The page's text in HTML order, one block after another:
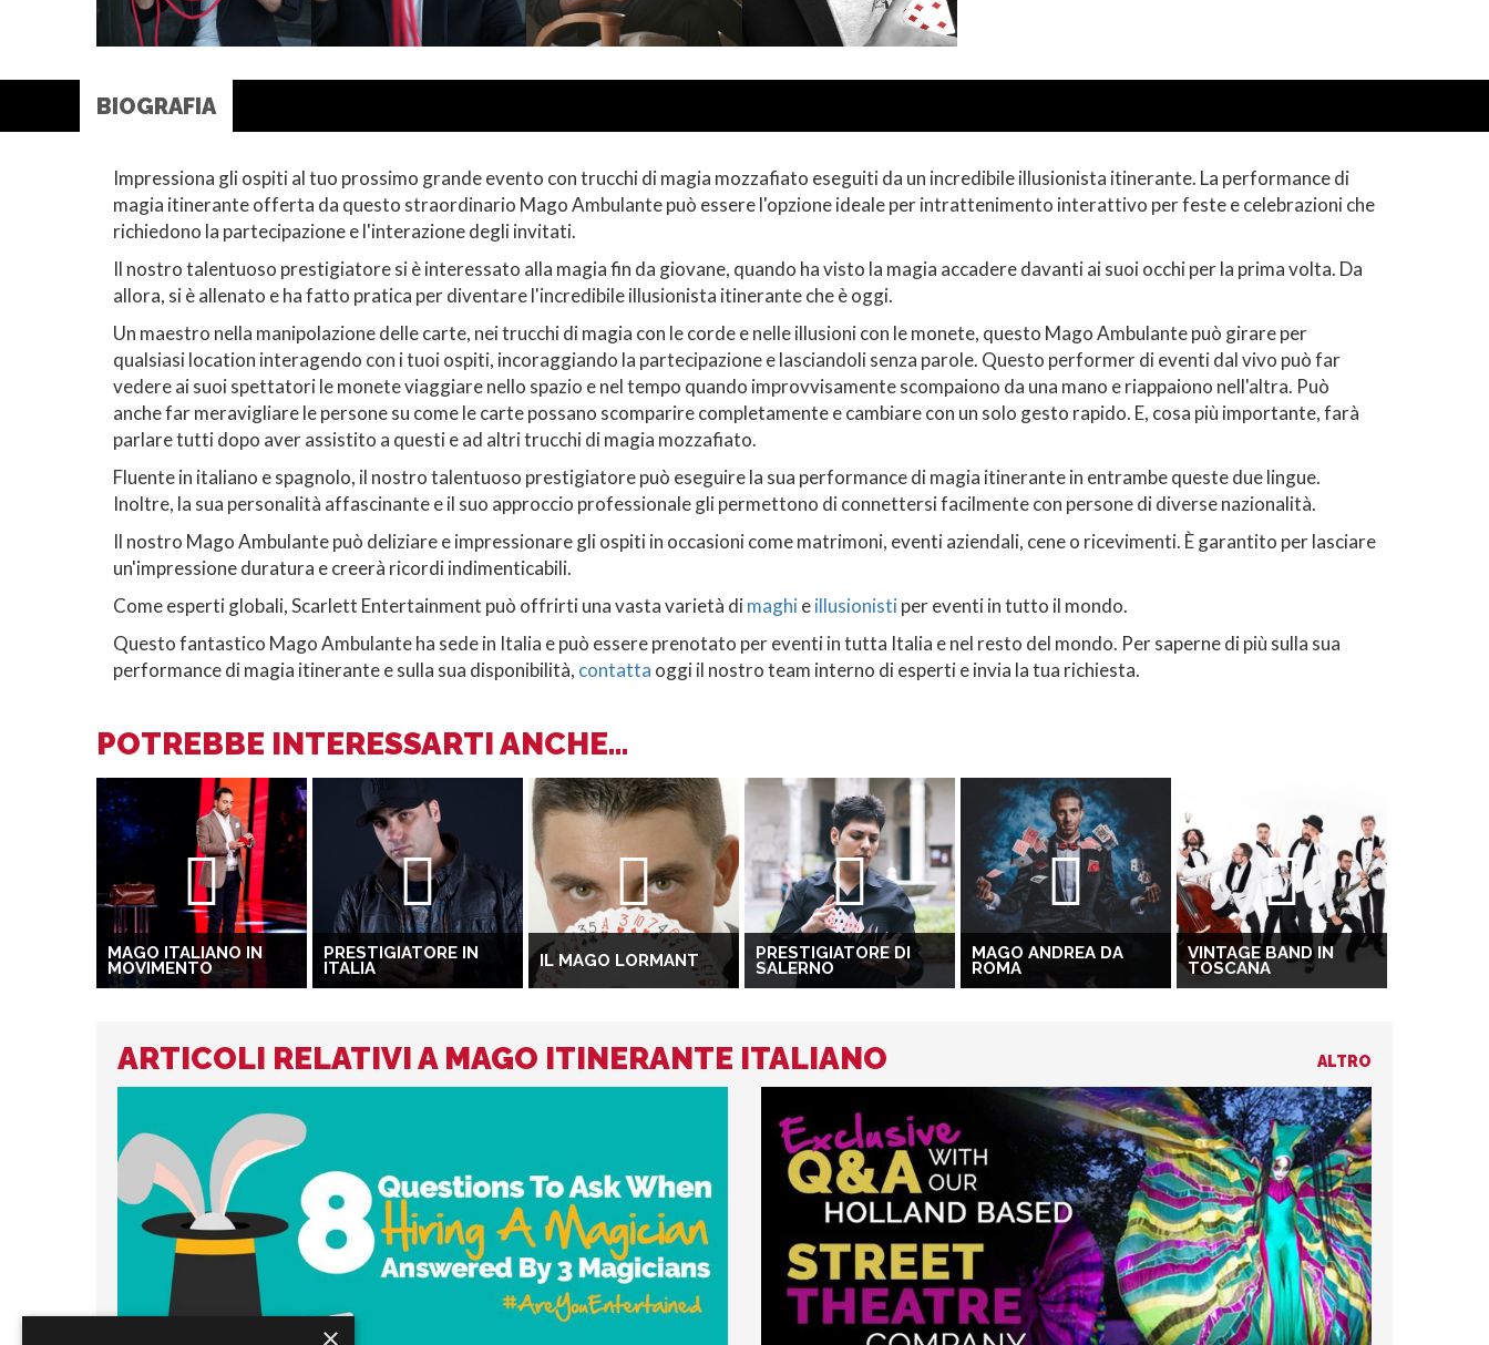
BIOGRAFIA
Impressiona gli ospiti al tuo prossimo grande evento con trucchi di magia mozzafiato eseguiti da un incredibile illusionista itinerante. La performance di
magia itinerante offerta da questo straordinario Mago Ambulante può essere l'opzione ideale per intrattenimento interattivo per feste e celebrazioni che
richiedono la partecipazione e l'interazione degli invitati.
Il nostro talentuoso prestigiatore si è interessato alla magia fin da giovane, quando ha visto la magia accadere davanti ai suoi occhi per la prima volta. Da
allora, si è allenato e ha fatto pratica per diventare l'incredibile illusionista itinerante che è oggi.
Un maestro nella manipolazione delle carte, nei trucchi di magia con le corde e nelle illusioni con le monete, questo Mago Ambulante può girare per
qualsiasi location interagendo con i tuoi ospiti, incoraggiando la partecipazione e lasciandoli senza parole. Questo performer di eventi dal vivo può far
vedere ai suoi spettatori le monete viaggiare nello spazio e nel tempo quando improvvisamente scompaiono da una mano e riappaiono nell'altra. Può
anche far meravigliare le persone su come le carte possano scomparire completamente e cambiare con un solo gesto rapido. E, cosa più importante, farà
parlare tutti dopo aver assistito a questi e ad altri trucchi di magia mozzafiato.
Fluente in italiano e spagnolo, il nostro talentuoso prestigiatore può eseguire la sua performance di magia itinerante in entrambe queste due lingue.
Inoltre, la sua personalità affascinante e il suo approccio professionale gli permettono di connettersi facilmente con persone di diverse nazionalità.
Il nostro Mago Ambulante può deliziare e impressionare gli ospiti in occasioni come matrimoni, eventi aziendali, cene o ricevimenti. È garantito per lasciare
un'impressione duratura e creerà ricordi indimenticabili.
Come esperti globali, Scarlett Entertainment può offrirti una vasta varietà dimaghieillusionistiper eventi in tutto il mondo.
Questo fantastico Mago Ambulante ha sede in Italia e può essere prenotato per eventi in tutta Italia e nel resto del mondo. Per saperne di più sulla sua
performance di magia itinerante e sulla sua disponibilità, contatta oggi il nostro team interno di esperti e invia la tua richiesta.
POTREBBE INTERESSARTI ANCHE...
MAGO ITALIANO IN
MOVIMENTO
PRESTIGIATORE IN
ITALIA IL MAGO LORMANT PRESTIGIATORE DI
SALERNO
MAGO ANDREA DA
ROMA
VINTAGE BAND IN
TOSCANA
ARTICOLI RELATIVI A MAGO ITINERANTE ITALIANO ALTRO